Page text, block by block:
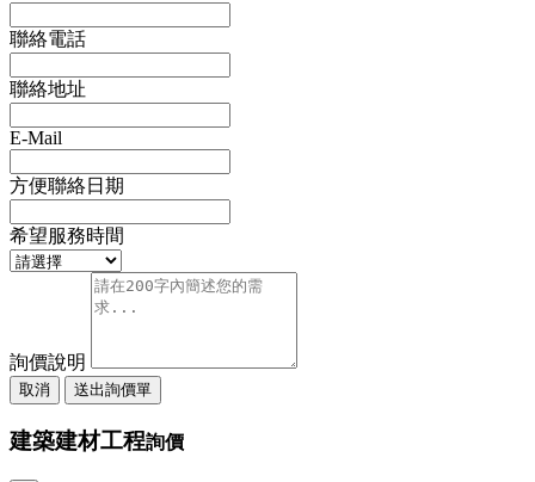
聯絡電話
聯絡地址
E-Mail
方便聯絡日期
希望服務時間
詢價說明
取消 送出詢價單
建築建材工程詢價